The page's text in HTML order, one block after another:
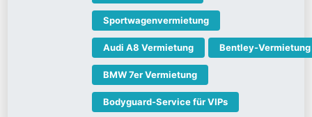
Sportwagenvermietung
Audi A8 Vermietung Bentley-Vermietung
BMW 7er Vermietung
Bodyguard-Service für VIPs